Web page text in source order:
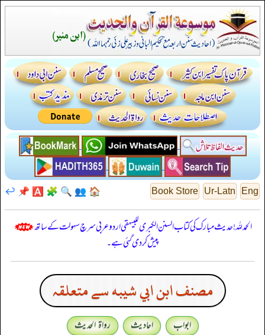
Eng
Ur-Latn
Book Store
🏠
👥
🔍
🧩
🅰️
📌
↩️
الحمدللہ! حدیث مبارک کی کتاب السنن الكبرى للبيهقي اردو عربی سرچ سہولت کے ساتھ
پیش کر دی گئی ہے۔
مصنف ابن ابي شيبه سے متعلقہ
ابواب احادیث
رواۃ الحدیث